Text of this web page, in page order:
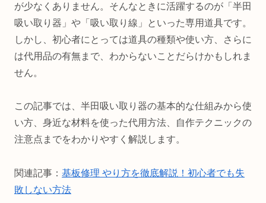
が少なくありません。そんなときに活躍するのが「半田
吸い取り器」や「吸い取り線」といった専用道具です。
しかし、初心者にとっては道具の種類や使い方、さらに
は代用品の有無まで、わからないことだらけかもしれま
せん。
この記事では、半田吸い取り器の基本的な仕組みから使
い方、身近な材料を使った代用方法、自作テクニックの
注意点までをわかりやすく解説します。
関連記事： 基板修理 やり方を徹底解説！初心者でも失
敗しない方法